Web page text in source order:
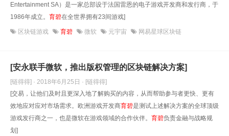
Entertainment SA）是一家总部设于法国雷恩的电子游戏开发商和发行商，于
1986年成立。 育碧在全世界拥有23间游戏]
区块链游戏 育碧 微软 元宇宙 网易星球区块链
[安永联手微软，推出版权管理的区块链解决方案]
[链得得] · 2018年6月25日 · [链得得]
[交易，让他们及时且更深入地了解购买的内容，从而帮助参与者更快、更有
效地应对应对市场需求。欧洲游戏开发商育碧是测试上述解决方案的全球顶级
游戏发行商之一，也是微软在游戏领域的合作伙伴。 育碧负责金融与战略规
划]